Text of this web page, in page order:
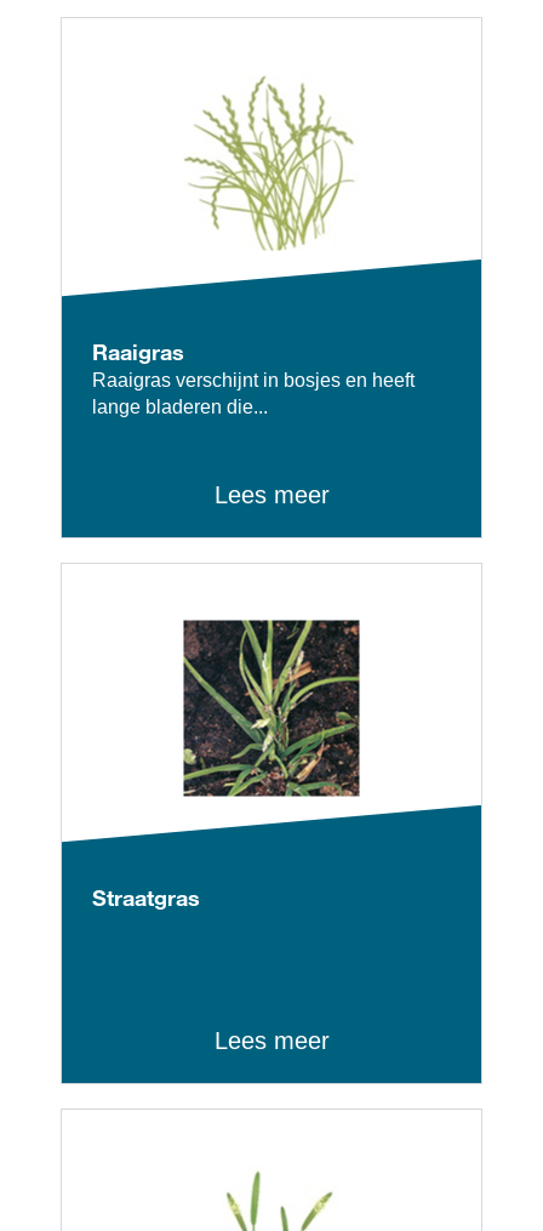
Raaigras
Raaigras verschijnt in bosjes en heeft
lange bladeren die...
Lees meer
Straatgras
Lees meer